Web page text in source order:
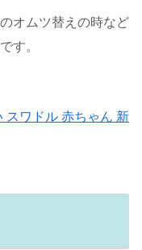
オムツ替えの時など
す。
スワドル 赤ちゃん 新